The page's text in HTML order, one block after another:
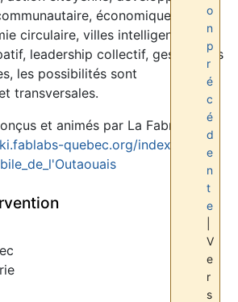
o
n
p
r
é
c
é
d
e
n
t
e
V
e
r
s
économique,
circulaire, villes intelligentes,
leadership collectif, gestion des
les possibilités sont
transversales.
et animés par La Fabrique
quebec.org/index.php?